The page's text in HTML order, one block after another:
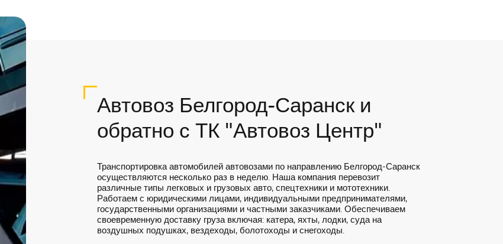
Автовоз Белгород-Саранск и
обратно с ТК "Автовоз Центр"
Транспортировка автомобилей автовозами по направлению Белгород-Саранск
осуществляются несколько раз в неделю. Наша компания перевозит
различные типы легковых и грузовых авто, спецтехники и мототехники.
Работаем с юридическими лицами, индивидуальными предпринимателями,
государственными организациями и частными заказчиками. Обеспечиваем
своевременную доставку груза включая: катера, яхты, лодки, суда на
воздушных подушках, вездеходы, болотоходы и снегоходы.